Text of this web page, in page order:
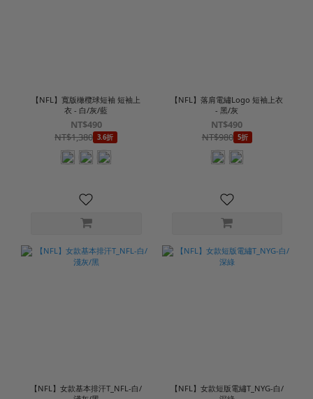
【NFL】寬版橄欖球短袖 短袖上
衣 - 白/灰/藍
NT$490
NT$1,380 3.6折
【NFL】落肩電繡Logo 短袖上衣
- 黑/灰
NT$490
NT$980 5折
【NFL】女款基本排汗T_NFL-白/
【NFL】女款短版電繡T_NYG-白/